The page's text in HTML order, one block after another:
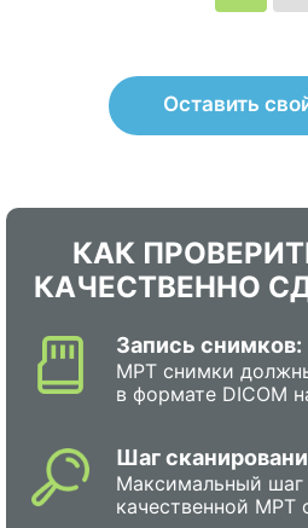
Оставить
КАК
КАЧЕСТВЕННО
Запись снимков:
МРТ снимки
в формате DICOM
только на пленке,
малоинформативны
врачам провести
Шаг
Максимальный шаг
качественной МРТ